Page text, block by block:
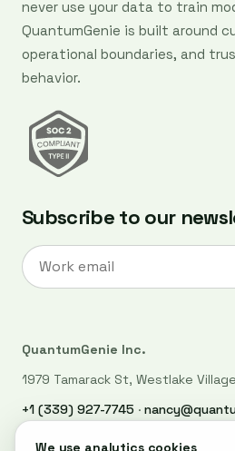
never use your data to train
QuantumGenie is built around
operational boundaries, and
behavior.
Subscribe to our
QuantumGenie Inc.
1979 Tamarack St, Westlake
+1 (339) 927-7745 ·
LinkedIn
Privacy Policy · Trust